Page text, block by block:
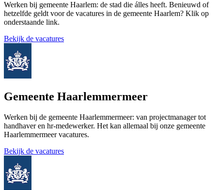
Werken bij gemeente Haarlem: de stad die álles heeft. Benieuwd of
hetzelfde geldt voor de vacatures in de gemeente Haarlem? Klik op
onderstaande link.
Bekijk de vacatures
Gemeente Haarlemmermeer
Werken bij de gemeente Haarlemmermeer: van projectmanager tot
handhaver en hr-medewerker. Het kan allemaal bij onze gemeente
Haarlemmermeer vacatures.
Bekijk de vacatures